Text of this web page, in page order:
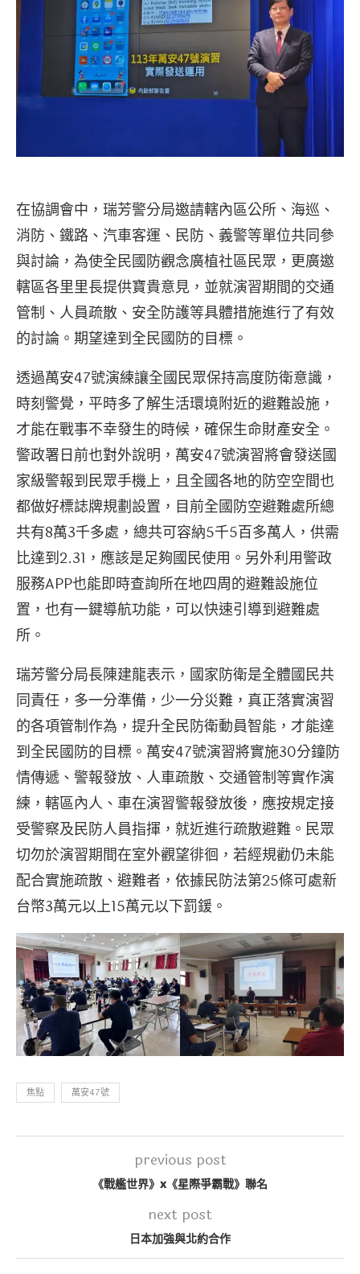
在協調會中，瑞芳警分局邀請轄內區公所、海巡、
消防、鐵路、汽車客運、民防、義警等單位共同參
與討論，為使全民國防觀念廣植社區民眾，更廣邀
轄區各里里長提供寶貴意見，並就演習期間的交通
管制、人員疏散、安全防護等具體措施進行了有效
的討論。期望達到全民國防的目標。
透過萬安47號演練讓全國民眾保持高度防衛意識，
時刻警覺，平時多了解生活環境附近的避難設施，
才能在戰事不幸發生的時候，確保生命財產安全。
警政署日前也對外說明，萬安47號演習將會發送國
家級警報到民眾手機上，且全國各地的防空空間也
都做好標誌牌規劃設置，目前全國防空避難處所總
共有8萬3千多處，總共可容納5千5百多萬人，供需
比達到2.31，應該是足夠國民使用。另外利用警政
服務APP也能即時查詢所在地四周的避難設施位
置，也有一鍵導航功能，可以快速引導到避難處
所。
瑞芳警分局長陳建龍表示，國家防衛是全體國民共
同責任，多一分準備，少一分災難，真正落實演習
的各項管制作為，提升全民防衛動員智能，才能達
到全民國防的目標。萬安47號演習將實施30分鐘防
情傳遞、警報發放、人車疏散、交通管制等實作演
練，轄區內人、車在演習警報發放後，應按規定接
受警察及民防人員指揮，就近進行疏散避難。民眾
切勿於演習期間在室外觀望徘徊，若經規勸仍未能
配合實施疏散、避難者，依據民防法第25條可處新
台幣3萬元以上15萬元以下罰鍰。
焦點 萬安47號
previous post
《戰艦世界》x《星際爭霸戰》聯名
next post
日本加強與北約合作